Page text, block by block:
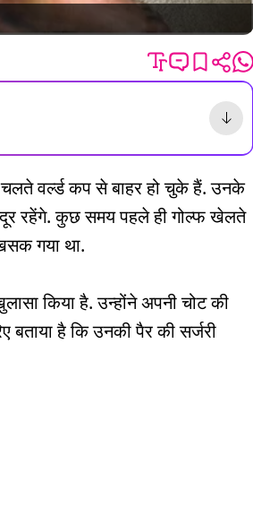
वर्ल्ड कप से बाहर हो चुके हैं. उनके
रहेंगे. कुछ समय पहले ही गोल्फ खेलते
गया था.
किया है. उन्होंने अपनी चोट की
है कि उनकी पैर की सर्जरी